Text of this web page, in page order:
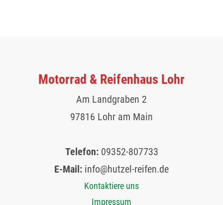
Motorrad & Reifenhaus Lohr
Am Landgraben 2
97816 Lohr am Main
Telefon:09352-807733
E-Mail: info@hutzel-reifen.de
Kontaktiere uns
Impressum